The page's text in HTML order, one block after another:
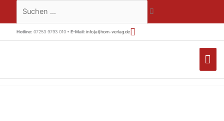
springen
Suchen …
Hotline: 07253 9793 010 • E-Mail: info(at)horn-verlag.de